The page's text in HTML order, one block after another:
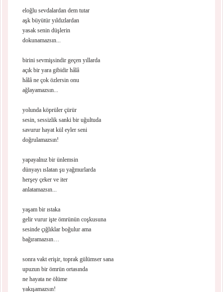
eloğlu sevdalardan dem tutar
aşk büyütür yıldızlardan
yasak senin düşlerin
dokunamazsın...
birini sevmişsindir geçen yıllarda
açık bir yara gibidir hâlâ
hâlâ ne çok özlersin onu
ağlayamazsın...
yolunda köprüler çürür
sesin, sessizlik sanki bir uğultuda
savurur hayat kül eyler seni
doğrulamazsın!
yapayalnız bir ünlemsin
dünyayı ıslatan şu yağmurlarda
herşey çeker ve iter
anlatamazsın...
yaşam bir ıstaka
gelir vurur işte ömrünün coşkusuna
sesinde çığlıklar boğulur ama
bağıramazsın…
sonra vakt erişir, toprak gülümser sana
upuzun bir ömrün ortasında
ne hayata ne ölüme
yakışamazsın!